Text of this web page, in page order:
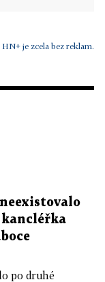
je zcela bez reklam.
po druhé